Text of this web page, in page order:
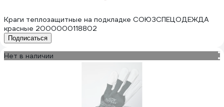
Краги теплозащитные на подкладке СОЮЗСПЕЦОДЕЖДА
красные 2000000118802
Подписаться
Нет в наличии